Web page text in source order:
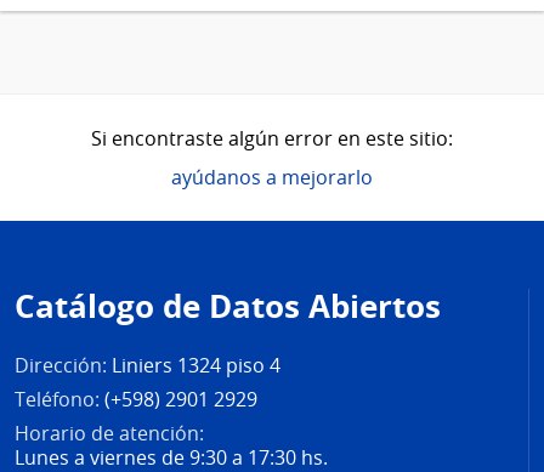
Si encontraste algún error en este sitio:
ayúdanos a mejorarlo
de
página
Catálogo de Datos Abiertos
Dirección: Liniers 1324 piso 4
Teléfono: (+598) 2901 2929
Horario de atención:
Lunes a viernes de 9:30 a 17:30 hs.